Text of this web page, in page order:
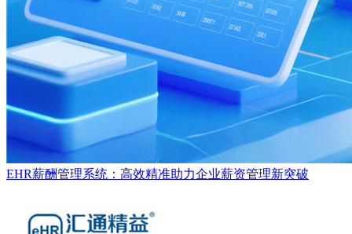
EHR薪酬管理系统：高效精准助力企业薪资管理新突破